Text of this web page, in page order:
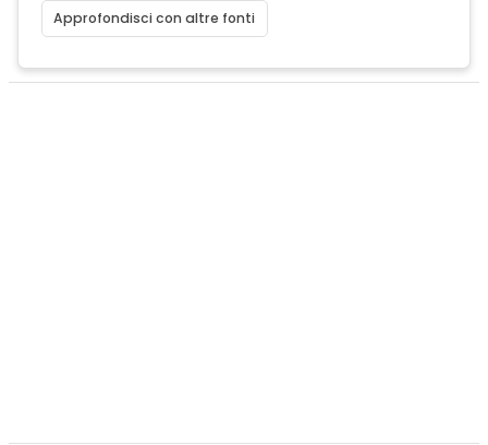
Approfondisci con altre fonti